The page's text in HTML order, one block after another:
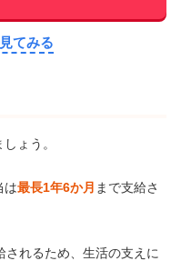
てみる
ょう。
は最長1年6か月 まで支給さ
れるため、生活の支えに